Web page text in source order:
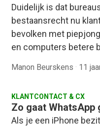
Duidelijk is dat
bestaansrecht nu
bevolken met
en computers betere
Manon Beurskens · 11
KLANTCONTACT & CX
Zo gaat WhatsApp
Als je een iPhone